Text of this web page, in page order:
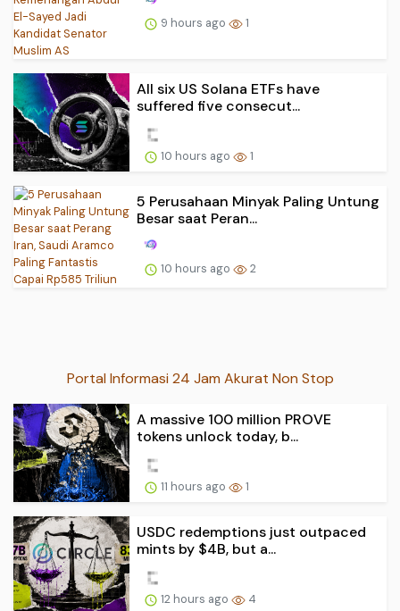
9 hours ago 1
All six US Solana ETFs have
suffered five consecut...
10 hours ago 1
5 Perusahaan Minyak Paling Untung
Besar saat Peran...
10 hours ago 2
Portal Informasi 24 Jam Akurat Non Stop
A massive 100 million PROVE
tokens unlock today, b...
11 hours ago 1
USDC redemptions just outpaced
mints by $4B, but a...
12 hours ago 4